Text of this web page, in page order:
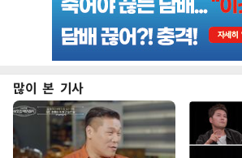
많이 본 기사